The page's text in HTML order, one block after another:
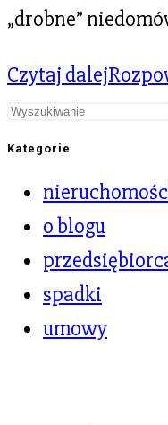
„drobne”
Czytaj dalej
Kategorie
o blogu
spadki
umowy